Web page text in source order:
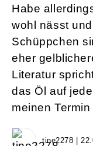
Habe
wohl nässt
Schüppchen
eher
Literatur
das Öl auf
meinen
tine2278 |